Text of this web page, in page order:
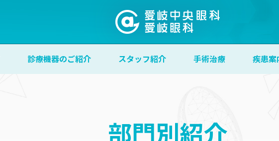
診療機器のご紹介 スタッフ紹介 手術治療 疾患案
部門別紹介